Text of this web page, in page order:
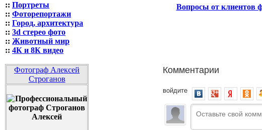
:: Портреты
:: Фоторепортажи
:: Город, архитектура
:: 3d стерео фото
:: Животный мир
:: 4К и 8К видео
Фотограф Алексей
Строганов
Вопросы от клиентов
Комментарии
войдите